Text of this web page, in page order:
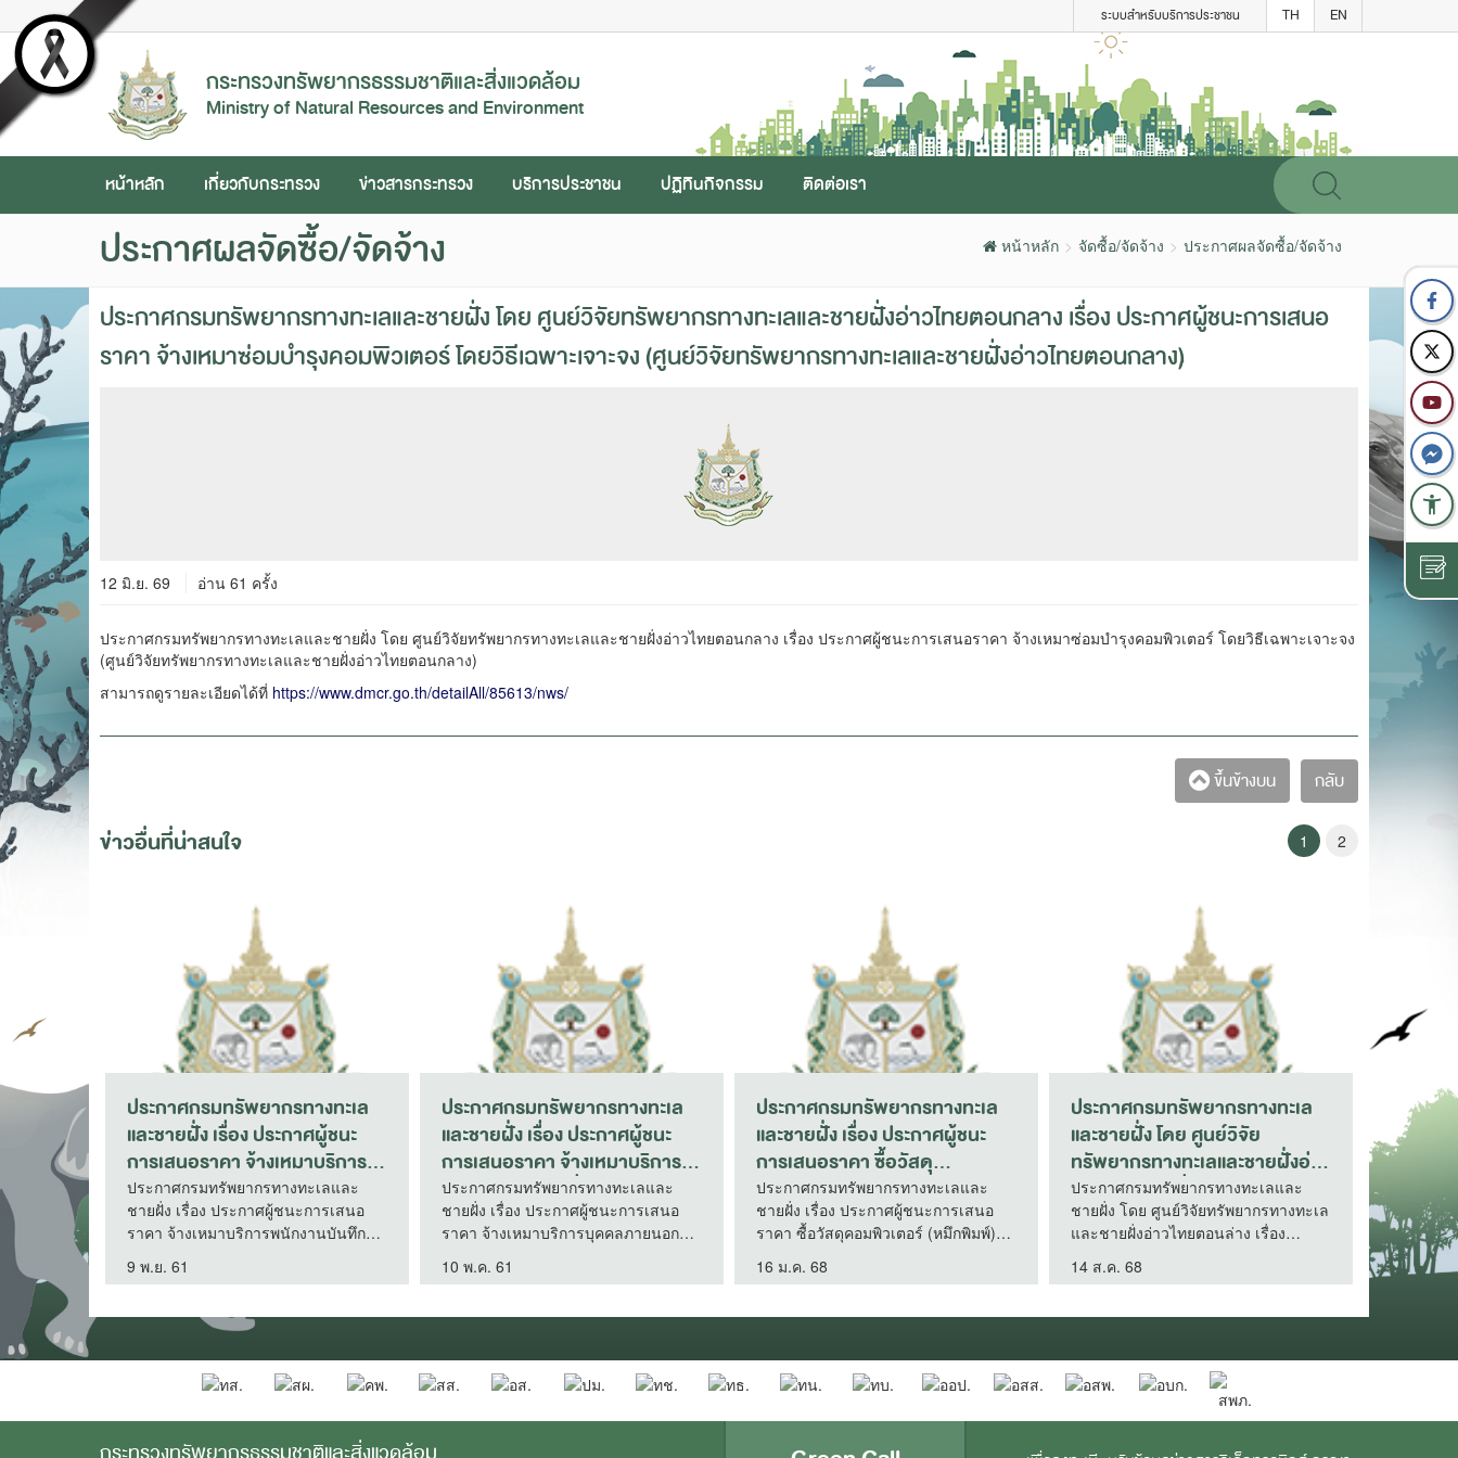
ระบบสำหรับบริการประชาชน TH EN
กระทรวงทรัพยากรธรรมชาติและสิ่งแวดล้อม
Ministry of Natural Resources and Environment
หน้าหลัก เกี่ยวกับกระทรวง ข่าวสารกระทรวง บริการประชาชน ปฏิทินกิจกรรม ติดต่อเรา
ประกาศผลจัดซื้อ/จัดจ้าง หน้าหลัก จัดซื้อ/จัดจ้าง ประกาศผลจัดซื้อ/จัดจ้าง
ประกาศกรมทรัพยากรทางทะเลและชายฝั่ง โดย ศูนย์วิจัยทรัพยากรทางทะเลและชายฝั่งอ่าวไทยตอนกลาง เรื่อง ประกาศผู้ชนะการเสนอ
ราคา จ้างเหมาซ่อมบำรุงคอมพิวเตอร์ โดยวิธีเฉพาะเจาะจง (ศูนย์วิจัยทรัพยากรทางทะเลและชายฝั่งอ่าวไทยตอนกลาง)
12 มิ.ย. 69 อ่าน 61 ครั้ง
ประกาศกรมทรัพยากรทางทะเลและชายฝั่ง โดย ศูนย์วิจัยทรัพยากรทางทะเลและชายฝั่งอ่าวไทยตอนกลาง เรื่อง ประกาศผู้ชนะการเสนอราคา จ้างเหมาซ่อมบำรุงคอมพิวเตอร์ โดยวิธีเฉพาะเจาะจง
(ศูนย์วิจัยทรัพยากรทางทะเลและชายฝั่งอ่าวไทยตอนกลาง)
สามารถดูรายละเอียดได้ที่ https://www.dmcr.go.th/detailAll/85613/nws/
ขึ้นข้างบน กลับ
ข่าวอื่นที่น่าสนใจ
ประกาศสำนักงานปลัดกระทรวง
ทรัพยากรธรรมชาติและสิ่ง
แวดล้อม เรื่อง ยกเลิกประกวด
ราคาเช่าใช้บริการวงจรสื่อ
สัญญาณความเร็วสูงและบริการ
อินเตอร์เน็ต ประจำปีงบประมาณ
พ.ศ. 2560 ด้วยวิธีประกวดราคา
อิเล็กทรอนิกส์ (e-bidding)
ประกาศสำนักงานปลัดกระทรวง
ทรัพยากรธรรมชาติและสิ่งแวดล้อม
เรื่อง ยกเลิกประกวดราคาเช่าใช้บริการ
วงจรสื่อสัญญาณความเร็วสูงและบริการ
อินเตอร์เน็ต ประจำปีงบประมาณ พ.ศ.
2560 ด้วยวิธีประกวดราคา
อิเล็กทรอนิกส์ (e-bidding)
27 ธ.ค. 59
ประกาศผู้ชนะการเสนอราคา จ้าง
ซ่อมเครื่องปรับอากาศ จำนวน 3
เครื่อง บริเวณห้องรองปลัด
กระทรวงทรัพยากรธรรมชาติและ
สิ่งแวดล้อม ชั้น 14 โดยวิะีเฉพาะ
เจาะจง
ประกาศผู้ชนะการเสนอราคา จ้างซ่อม
เครื่องปรับอากาศ จำนวน 3 เครื่อง
บริเวณห้องรองปลัดกระทรวง
14 โดยวิะีเฉพาะเจาะจง
ประกาศกรมทรัพยากรทางทะเล
และชายฝั่ง เรื่อง ประกาศผู้ชนะ
การเสนอราคา จ้างเหมาบริการ
พนักงานบันทึกข้อมูลรายงาน
สถานการณ์ด้านทรัพยากรทาง
ทะเลและชายฝั่ง (การกัดเซาะ
ชายฝั่ง) โดยวิธีเฉพาะเจาะจง
ชายฝั่ง สำนักงานบริหารจัดการ
ทรัพยากรทางทะเลและชายฝั่งที่
3)
ประกาศกรมทรัพยากรทางทะเลและ
ชายฝั่ง เรื่อง ประกาศผู้ชนะการเสนอ
ราคา จ้างเหมาบริการพนักงานบันทึก
ทรัพยากรทางทะเลและชายฝั่ง (การกัด
(กรมทรัพยากรทางทะเลและชายฝั่ง
ทะเลและชายฝั่งที่ 3)
ประกาศกรมทรัพยากรทางทะเล
และชายฝั่ง เรื่อง ประกาศผู้ชนะ
การเสนอราคา จ้างเหมาบริการ
บุคคลภายนอกเพื่อผลิตและเผย
แพร่ประชาสัมพันธ์กิจกรรมการ
ปกป้องและทวงคืนป่าชายเลนของ
กรมทรัพยากรทางทะเลและ
ทรัพยากรทางทะเลและชายฝั่ง
สำนักอนุรักษ์ทรัพยากรป่าชาย
เลน)
ประกาศกรมทรัพยากรทางทะเลและ
ชายฝั่ง เรื่อง ประกาศผู้ชนะการเสนอ
ราคา จ้างเหมาบริการบุคคลภายนอก
กิจกรรมการปกป้องและทวงคืนป่าชาย
ชายฝั่ง โดยวิธีเฉพาะเจาะจง (กรม
อนุรักษ์ทรัพยากรป่าชายเลน)
ประกาศกรมทรัพยา
และชายฝั่ง เรื่อง ป
การเสนอราคา ซื้อ
คอมพิวเตอร์ (หมึก
7 รายการ โดยวิธีเฉ
(สำนักงานทรัพยาก
ชายฝั่งที่ 1)
ประกาศกรมทรัพยากรท
ชายฝั่ง เรื่อง ประกาศผู้
ราคา ซื้อวัสดุคอมพิวเต
จำนวน 7 รายการ โดย
(สำนักงานทรัพยากรทา
16 ม.ค. 68
1 2